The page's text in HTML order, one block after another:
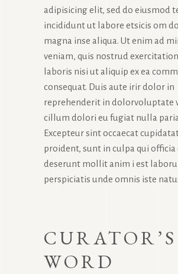
adipisicing elit, sed do eiusmod
incididunt ut labore etsicis om
magna inse aliqua. Ut enim ad
veniam, quis nostrud
laboris nisi ut aliquip ex ea
consequat. Duis aute irir dolor in
reprehenderit in dolorvoluptate
cillum dolori eu fugiat nulla
Excepteur sint occaecat
proident, sunt in culpa qui officia
deserunt mollit anim i est
perspiciatis unde omnis iste
CURATOR’S
WORD